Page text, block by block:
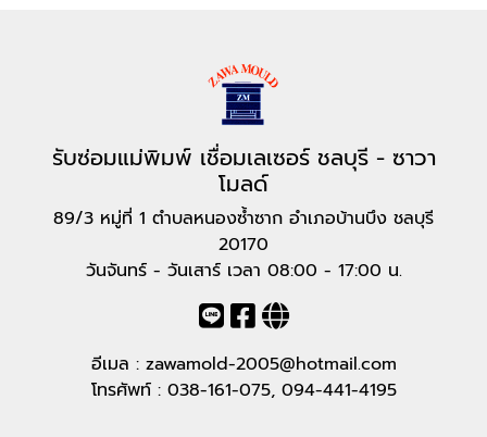
รับซ่อมแม่พิมพ์ เชื่อมเลเซอร์ ชลบุรี - ซาวา
โมลด์
89/3 หมู่ที่ 1 ตำบลหนองซ้ำซาก อำเภอบ้านบึง ชลบุรี
20170
วันจันทร์ - วันเสาร์ เวลา 08:00 - 17:00 น.
อีเมล : zawamold-2005@hotmail.com
โทรศัพท์ : 038-161-075, 094-441-4195